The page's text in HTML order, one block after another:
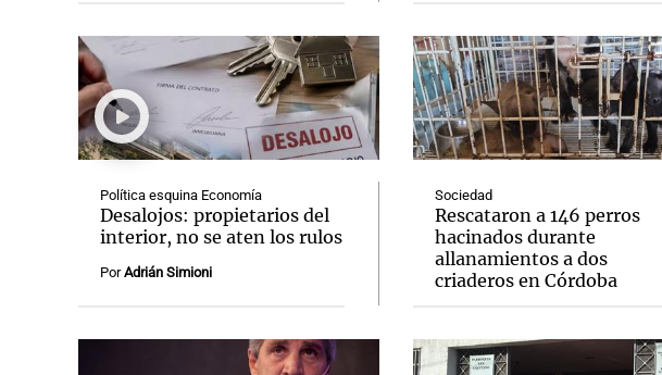
Política esquina Economía
Desalojos: propietarios del
interior, no se aten los rulos
PorAdrián Simioni
Sociedad
Rescataron a 146 perros
hacinados durante
allanamientos a dos
criaderos en Córdoba
Notas